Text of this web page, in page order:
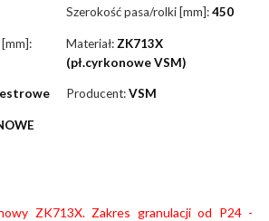
Szerokość pasa/rolki [mm]:450
Materiał: ZK713X
(pł.cyrkonowe VSM)
Producent:VSM
ZK713X. Zakres granulacji od P24 -